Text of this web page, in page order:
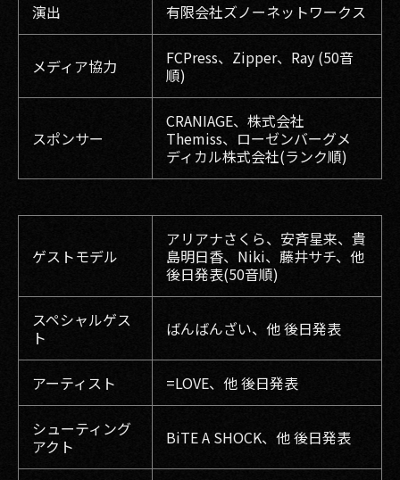
演出 有限会社ズノーネットワークス
メディア協力
FCPress、Zipper、Ray (50音
順)
スポンサー
CRANIAGE、株式会社
Themiss、ローゼンバーグメ
ディカル株式会社(ランク順)
ゲストモデル
アリアナさくら、安斉星来、貴
島明日香、Niki、藤井サチ、他
後日発表(50音順)
スペシャルゲス
ト
ばんばんざい、他 後日発表
アーティスト =LOVE、他 後日発表
シューティング
アクト
BiTE A SHOCK、他 後日発表